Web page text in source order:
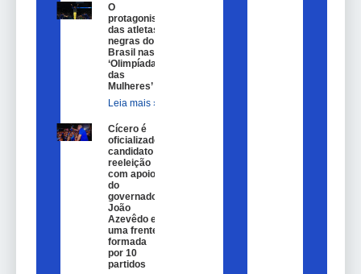
O
protagonismo
das atletas
negras do
Brasil nas
‘Olimpíadas
das
Mulheres’
Leia mais »
Cícero é
oficializado
candidato a
reeleição
com apoio
do
governador
João
Azevêdo e
uma frente
formada
por 10
partidos